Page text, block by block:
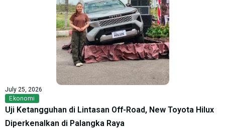
July 25, 2026
Ekonomi
Uji Ketangguhan di Lintasan Off-Road, New Toyota Hilux
Diperkenalkan di Palangka Raya